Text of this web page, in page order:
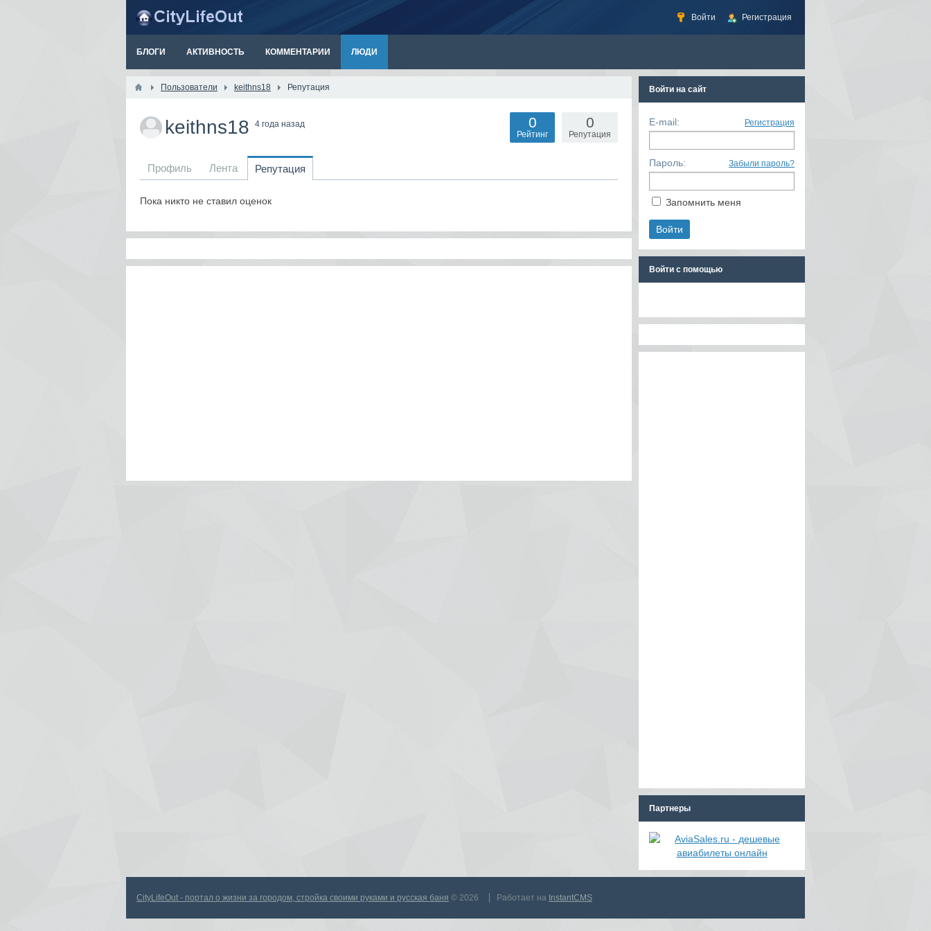
Войти Регистрация
БЛОГИ АКТИВНОСТЬ КОММЕНТАРИИ ЛЮДИ
Пользователи keithns18 Репутация
keithns18 4 года назад 0
Репутация
0
Рейтинг
Профиль Лента Репутация
Пока никто не ставил оценок
Войти на сайт
E-mail: Регистрация
Пароль: Забыли пароль?
Запомнить меня
Войти с помощью
Партнеры
CityLifeOut - портал о жизни за городом, стройка своими руками и русская баня © 2026 Работает на InstantCMS